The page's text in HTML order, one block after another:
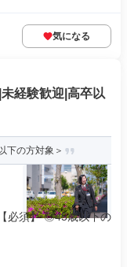
気になる
経験歓迎|高卒以
下の方対象＞
必須】 ◎45歳以下の